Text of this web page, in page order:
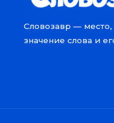
Словозавр — место,
значение слова и